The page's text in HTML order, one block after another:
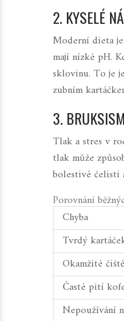
2. KYSELÉ
Moderní dieta
mají nízké pH.
sklovinu. To je
zubním
3.
Tlak a stres v
tlak může
bolestivé čelisti
Porovnání
Chyba
Tvrdý
Okamžité
Časté pití
Nepoužívání